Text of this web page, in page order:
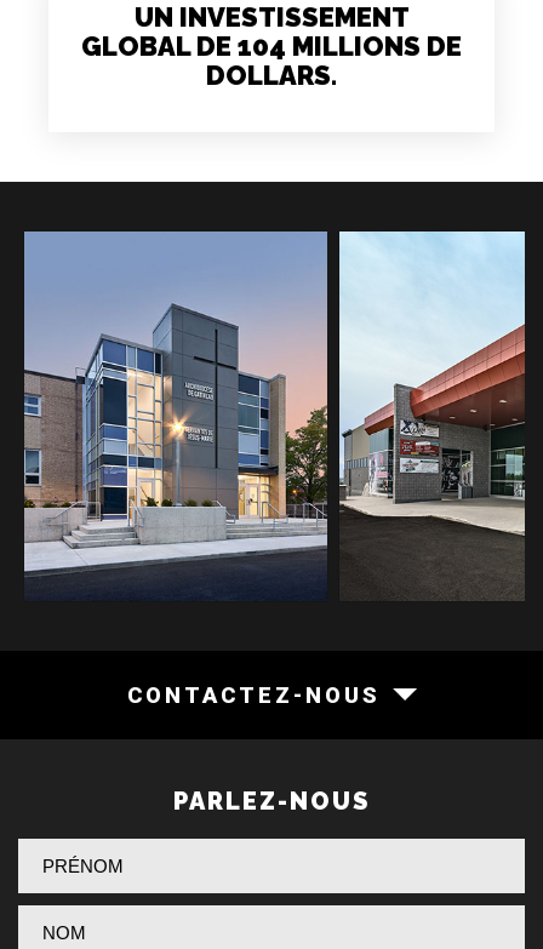
UN INVESTISSEMENT
GLOBAL DE 104 MILLIONS DE
DOLLARS.
CONTACTEZ-NOUS
PARLEZ-NOUS